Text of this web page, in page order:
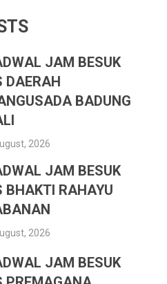
JAM BESUK
DAERAH
BADUNG
2026
JAM BESUK
BHAKTI RAHAYU
2026
JAM BESUK